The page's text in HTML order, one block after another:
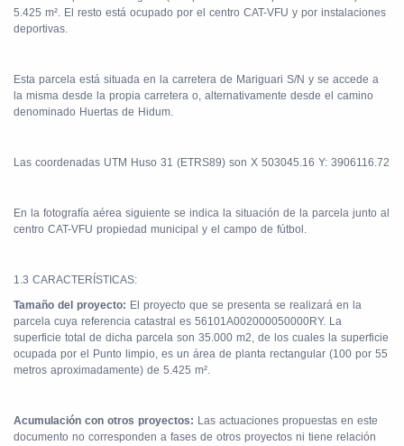
5.425 m². El resto está ocupado por el centro CAT-VFU y por instalaciones
deportivas.
Esta parcela está situada en la carretera de Mariguari S/N y se accede a
la misma desde la propia carretera o, alternativamente desde el camino
denominado Huertas de Hidum.
Las coordenadas UTM Huso 31 (ETRS89) son X 503045.16 Y: 3906116.72
En la fotografía aérea siguiente se indica la situación de la parcela junto al
centro CAT-VFU propiedad municipal y el campo de fútbol.
1.3 CARACTERÍSTICAS:
Tamaño del proyecto: El proyecto que se presenta se realizará en la
parcela cuya referencia catastral es 56101A002000050000RY. La
superficie total de dicha parcela son 35.000 m2, de los cuales la superficie
ocupada por el Punto limpio, es un área de planta rectangular (100 por 55
metros aproximadamente) de 5.425 m².
Acumulación con otros proyectos: Las actuaciones propuestas en este
documento no corresponden a fases de otros proyectos ni tiene relación